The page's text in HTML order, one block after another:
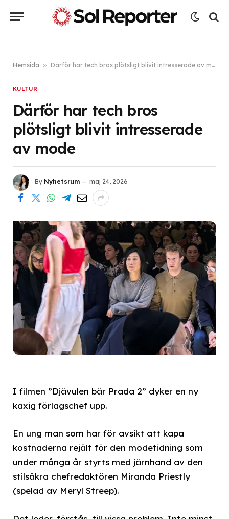
Hemsida » Därför har tech bros plötsligt blivit intresserade av mode
KULTUR
Därför har tech bros
plötsligt blivit intresserade
av mode
By Nyhetsrum maj 24, 2026
I filmen ”Djävulen bär Prada 2” dyker en ny
kaxig förlagschef upp.
En ung man som har för avsikt att kapa
kostnaderna rejält för den modetidning som
under många år styrts med järnhand av den
stilsäkra chefredaktören Miranda Priestly
(spelad av Meryl Streep).